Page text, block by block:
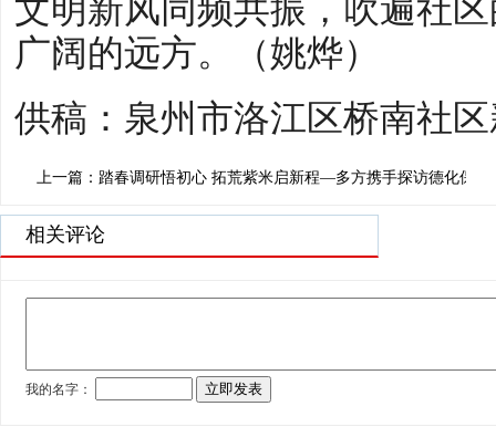
文明新风同频共振，吹遍社
广阔的远方。（姚烨）
供稿：泉州市洛江区桥南社
上一篇：踏春调研悟初心 拓荒紫米启新程—多方携手探访德化保
相关评论